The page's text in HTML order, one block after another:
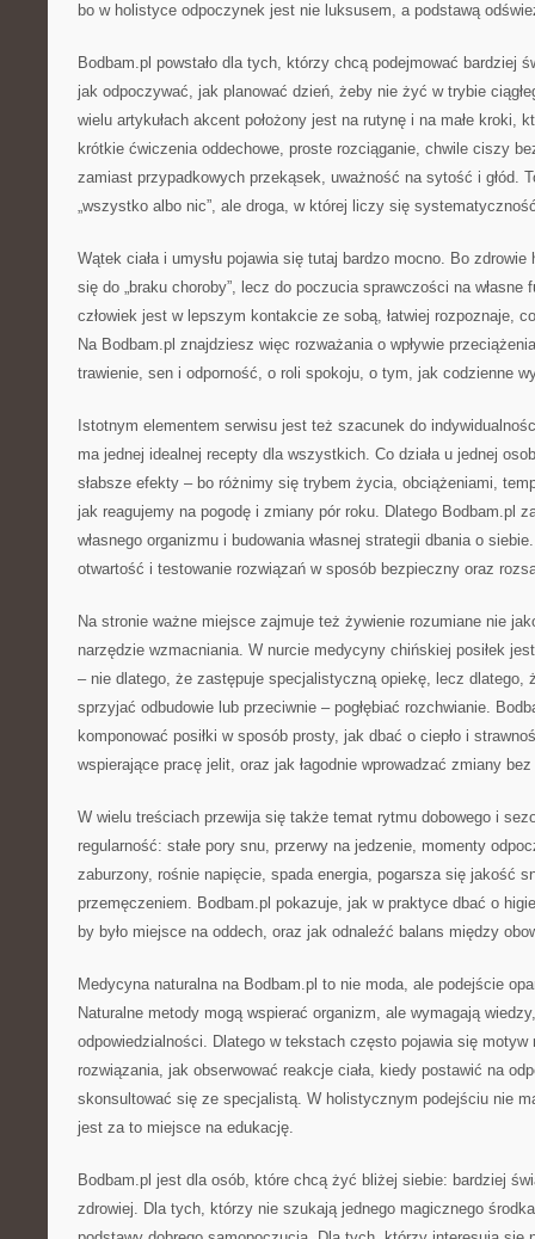
bo w holistyce odpoczynek jest nie luksusem, a podstawą
Bodbam.pl powstało dla tych, którzy chcą podejmować bardziej
jak odpoczywać, jak planować dzień, żeby nie żyć w trybie
wielu artykułach akcent położony jest na rutynę i na małe kroki,
krótkie ćwiczenia oddechowe, proste rozciąganie, chwile ciszy
zamiast przypadkowych przekąsek, uważność na sytość i głód.
„wszystko albo nic”, ale droga, w której liczy się
Wątek ciała i umysłu pojawia się tutaj bardzo mocno. Bo
się do „braku choroby”, lecz do poczucia sprawczości na własne
człowiek jest w lepszym kontakcie ze sobą, łatwiej rozpoznaje,
Na Bodbam.pl znajdziesz więc rozważania o wpływie
trawienie, sen i odporność, o roli spokoju, o tym, jak codzienne
Istotnym elementem serwisu jest też szacunek do
ma jednej idealnej recepty dla wszystkich. Co działa u jednej
słabsze efekty – bo różnimy się trybem życia, obciążeniami,
jak reagujemy na pogodę i zmiany pór roku. Dlatego Bodbam.pl
własnego organizmu i budowania własnej strategii dbania o
otwartość i testowanie rozwiązań w sposób bezpieczny oraz
Na stronie ważne miejsce zajmuje też żywienie rozumiane nie
narzędzie wzmacniania. W nurcie medycyny chińskiej posiłek
– nie dlatego, że zastępuje specjalistyczną opiekę, lecz dlatego,
sprzyjać odbudowie lub przeciwnie – pogłębiać rozchwianie.
komponować posiłki w sposób prosty, jak dbać o ciepło i
wspierające pracę jelit, oraz jak łagodnie wprowadzać zmiany
W wielu treściach przewija się także temat rytmu dobowego i
regularność: stałe pory snu, przerwy na jedzenie, momenty
zaburzony, rośnie napięcie, spada energia, pogarsza się jakość
przemęczeniem. Bodbam.pl pokazuje, jak w praktyce dbać o
by było miejsce na oddech, oraz jak odnaleźć balans między
Medycyna naturalna na Bodbam.pl to nie moda, ale podejście
Naturalne metody mogą wspierać organizm, ale wymagają
odpowiedzialności. Dlatego w tekstach często pojawia się motyw
rozwiązania, jak obserwować reakcje ciała, kiedy postawić na
skonsultować się ze specjalistą. W holistycznym podejściu nie
jest za to miejsce na edukację.
Bodbam.pl jest dla osób, które chcą żyć bliżej siebie: bardziej
zdrowiej. Dla tych, którzy nie szukają jednego magicznego